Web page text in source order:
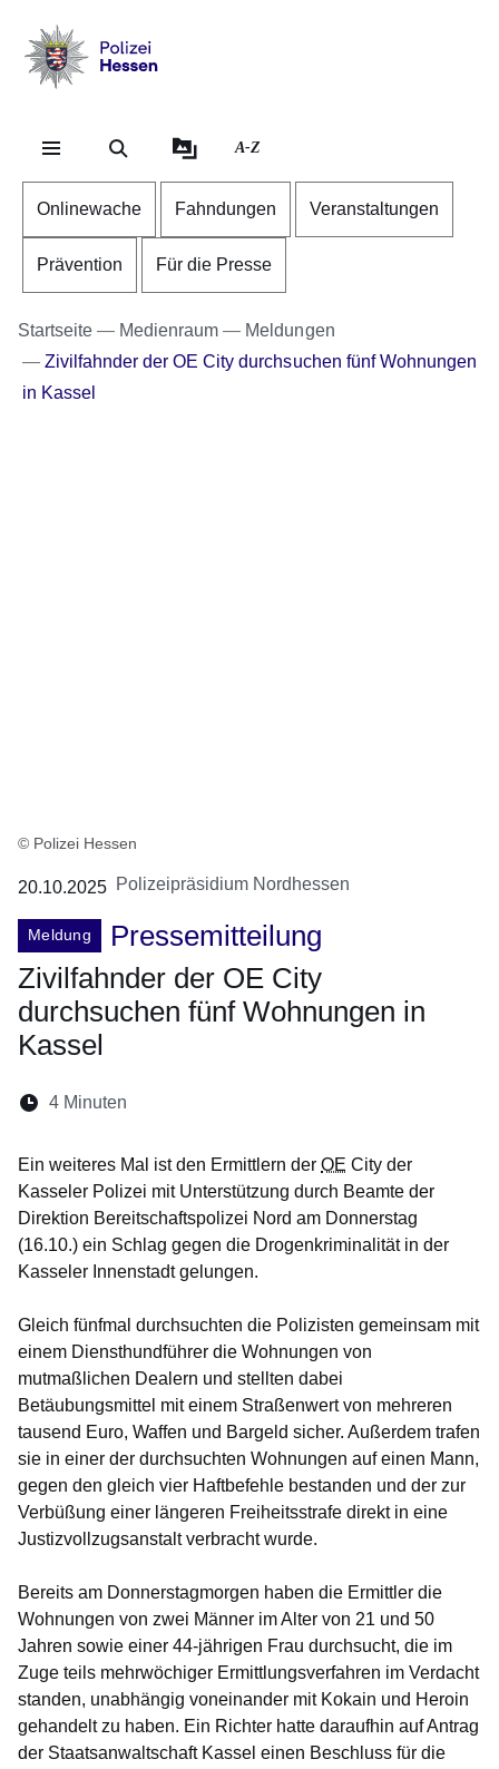
Hessen
A-Z
Onlinewache Fahndungen Veranstaltungen
Prävention Für die Presse
Startseite Medienraum
Meldungen
Zivilfahnder der OE City durchsuchen fünf Wohnungen
in Kassel
© Polizei Hessen
20.10.2025 Polizeipräsidium Nordhessen
Meldung
Pressemitteilung
Zivilfahnder der OE City
durchsuchen fünf Wohnungen in
Kassel
Lesedauer:
4 Minuten
Ein weiteres Mal ist den Ermittlern der OE City der
Kasseler Polizei mit Unterstützung durch Beamte der
Direktion Bereitschaftspolizei Nord am Donnerstag
(16.10.) ein Schlag gegen die Drogenkriminalität in der
Kasseler Innenstadt gelungen.
Gleich fünfmal durchsuchten die Polizisten gemeinsam mit
einem Diensthundführer die Wohnungen von
mutmaßlichen Dealern und stellten dabei
Betäubungsmittel mit einem Straßenwert von mehreren
tausend Euro, Waffen und Bargeld sicher. Außerdem trafen
sie in einer der durchsuchten Wohnungen auf einen Mann,
gegen den gleich vier Haftbefehle bestanden und der zur
Verbüßung einer längeren Freiheitsstrafe direkt in eine
Justizvollzugsanstalt verbracht wurde.
Bereits am Donnerstagmorgen haben die Ermittler die
Wohnungen von zwei Männer im Alter von 21 und 50
Jahren sowie einer 44-jährigen Frau durchsucht, die im
Zuge teils mehrwöchiger Ermittlungsverfahren im Verdacht
standen, unabhängig voneinander mit Kokain und Heroin
gehandelt zu haben. Ein Richter hatte daraufhin auf Antrag
der Staatsanwaltschaft Kassel einen Beschluss für die